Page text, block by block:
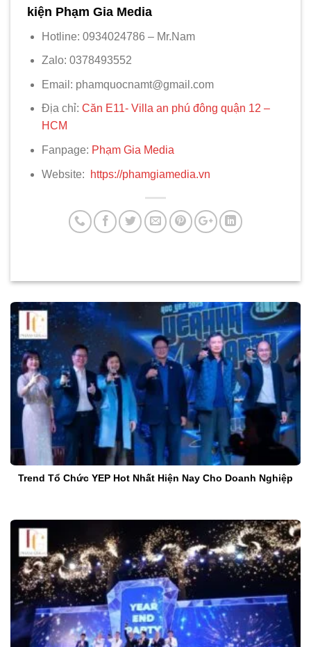
kiện Phạm Gia Media
Hotline: 0934024786 – Mr.Nam
Zalo: 0378493552
Email: phamquocnamt@gmail.com
Địa chỉ: Căn E11- Villa an phú đông quận 12 –
HCM
Fanpage: Phạm Gia Media
Website: https://phamgiamedia.vn
Trend Tổ Chức YEP Hot Nhất Hiện Nay Cho Doanh Nghiệp